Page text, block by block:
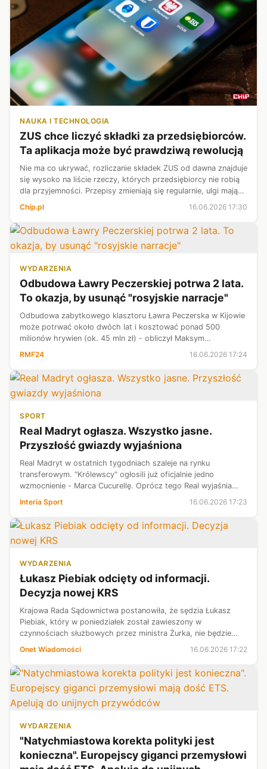
NAUKA I TECHNOLOGIA
ZUS chce liczyć składki za przedsiębiorców.
Ta aplikacja może być prawdziwą rewolucją
Nie ma co ukrywać, rozliczanie składek ZUS od dawna znajduje
się wysoko na liście rzeczy, których przedsiębiorcy nie robią
dla przyjemności. Przepisy zmieniają się regularnie, ulgi mają
własne zasady, a pomyłka może oznaczać konieczność
składania kor...
Chip.pl 16.06.2026 17:30
WYDARZENIA
​Odbudowa Ławry Peczerskiej potrwa 2 lata.
To okazja, by usunąć "rosyjskie narracje"
Odbudowa zabytkowego klasztoru Ławra Peczerska w Kijowie
może potrwać około dwóch lat i kosztować ponad 500
milionów hrywien (ok. 45 mln zł) - obliczył Maksym
Ostapenko, dyrektor Muzeum Narodowego, któremu podlega
RMF24 16.06.2026 17:24
SPORT
Real Madryt ogłasza. Wszystko jasne.
Przyszłość gwiazdy wyjaśniona
Real Madryt w ostatnich tygodniach szaleje na rynku
transferowym. "Królewscy" ogłosili już oficjalnie jedno
wzmocnienie - Marca Cucurellę. Oprócz tego Real wyjaśnia
także kwestie kontraktowe. We wtorek 16 czerwca "Los
Blancos" ogłosili oficjalne poro...
Interia Sport 16.06.2026 17:23
WYDARZENIA
Łukasz Piebiak odcięty od informacji.
Decyzja nowej KRS
Krajowa Rada Sądownictwa postanowiła, że sędzia Łukasz
Piebiak, który w poniedziałek został zawieszony w
czynnościach służbowych przez ministra Żurka, nie będzie
miał dostępu do żadnych akt osobowych sędziów
Onet Wiadomości 16.06.2026 17:22
WYDARZENIA
"Natychmiastowa korekta polityki jest
konieczna". Europejscy giganci przemysłowi